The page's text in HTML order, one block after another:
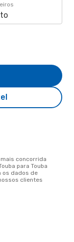
para Touba
os dados de
clientes